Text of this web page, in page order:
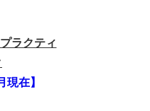
ラクティ
現在】